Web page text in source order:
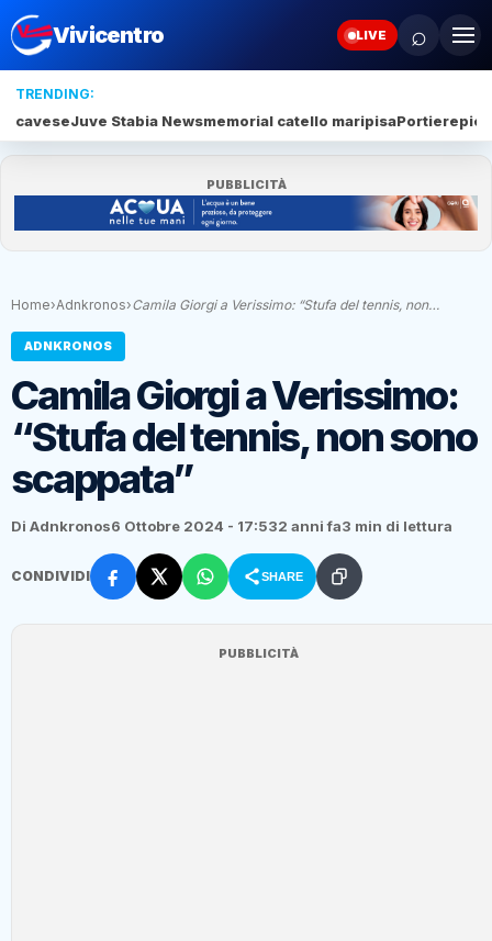
Vivicentro LIVE ⌕
TRENDING:
caveseJuve Stabia Newsmemorial catello maripisaPortiere
PUBBLICITÀ
Home›Adnkronos›Camila Giorgi a Verissimo: “Stufa del tennis, non…
ADNKRONOS
Camila Giorgi a Verissimo:
“Stufa del tennis, non sono
scappata”
Di Adnkronos6 Ottobre 2024 - 17:532 anni fa3 min di lettura
CONDIVIDI SHARE
PUBBLICITÀ